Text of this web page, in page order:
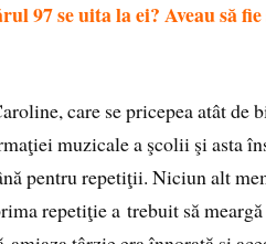
97 se uita la ei? Aveau să
care se pricepea atât de
muzicale a şcolii şi asta
pentru repetiţii. Niciun alt
repetiţie a trebuit să